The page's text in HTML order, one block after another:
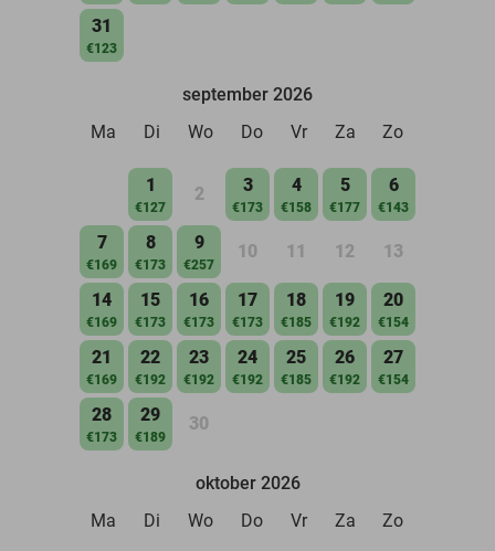
31
€123
september 2026
Ma
Di Wo Do Vr Za Zo
1
€127
2 3
€173
4
€158
5
€177
6
€143
7
€169
8
€173
9
€257
10 11 12 13
14
€169
15
€173
16
€173
17
€173
18
€185
19
€192
20
€154
21
€169
22
€192
23
€192
24
€192
25
€185
26
€192
27
€154
28
€173
29
€189
30
oktober 2026
Ma
Di Wo Do Vr Za Zo